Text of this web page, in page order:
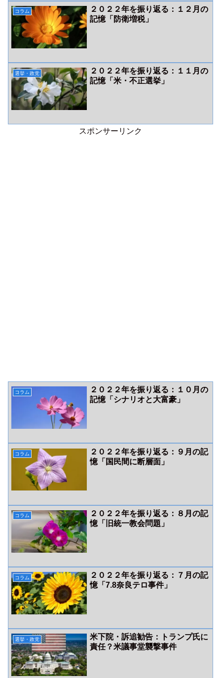
コラム
２０２２年を振り返る：１２月の
記憶「防衛増税」
選挙・政党
２０２２年を振り返る：１１月の
記憶「米・不正選挙」
スポンサーリンク
コラム
２０２２年を振り返る：１０月の
記憶「シナリオと大富豪」
コラム
２０２２年を振り返る：９月の記
憶「国民間に断層面」
コラム
２０２２年を振り返る：８月の記
憶「旧統一教会問題」
コラム
２０２２年を振り返る：７月の記
憶「7.8奈良テロ事件」
選挙・政党
米下院・訴追勧告：トランプ氏に
責任？米議事堂襲撃事件